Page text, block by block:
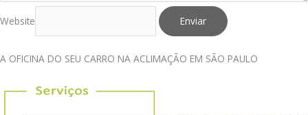
Website Enviar
A OFICINA DO SEU CARRO NA ACLIMAÇÃO EM SÃO PAULO